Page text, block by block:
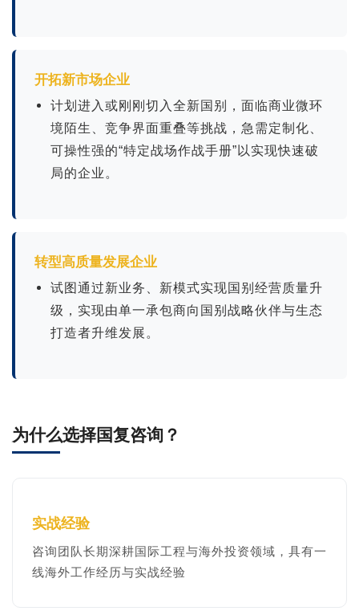
中法第三方市场可再生能
源投资合作研究
境外国别研究与风险防控
2025年季刊及国别分析
报告
开拓新市场企业
计划进入或刚刚切入全新国别，面临商业微环
境陌生、竞争界面重叠等挑战，急需定制化、
可操性强的“特定战场作战手册”以实现快速破
局的企业。
转型高质量发展企业
试图通过新业务、新模式实现国别经营质量升
级，实现由单一承包商向国别战略伙伴与生态
打造者升维发展。
为什么选择国复咨询？
实战经验
咨询团队长期深耕国际工程与海外投资领域，具有一
线海外工作经历与实战经验